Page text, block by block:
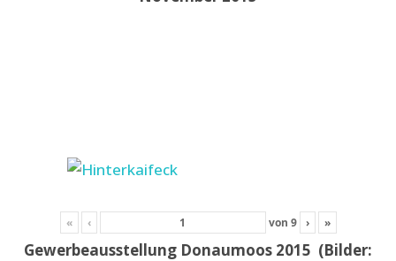
« ‹ von 9 › »
Gewerbeausstellung Donaumoos 2015 (Bilder: